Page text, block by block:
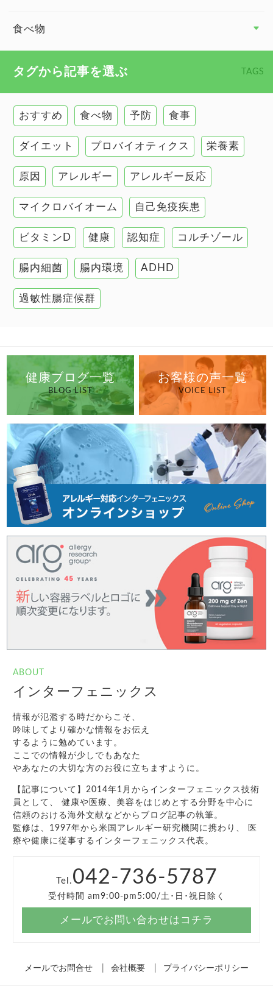
慢性疲労
甲状腺
肌
肝臓の健康
腸の健康
自己免疫疾患
高血圧
食べ物
タグから記事を選ぶ TAGS
おすすめ 食べ物 予防 食事
ダイエット プロバイオティクス 栄養素
原因 アレルギー アレルギー反応
マイクロバイオーム 自己免疫疾患
ビタミンD 健康 認知症 コルチゾール
腸内細菌 腸内環境 ADHD
過敏性腸症候群
健康ブログ一覧
BLOG LIST
お客様の声一覧
VOICE LIST
ABOUT
インターフェニックス
情報が氾濫する時だからこそ、
吟味してより確かな情報をお伝え
するように勉めています。
ここでの情報が少しでもあなた
やあなたの大切な方のお役に立ちますように。
【記事について】2014年1月からインターフェニックス技術
員として、 健康や医療、美容をはじめとする分野を中心に
信頼のおける海外文献などからブログ記事の執筆。
監修は、1997年から米国アレルギー研究機関に携わり、 医
療や健康に従事するインターフェニックス代表。
Tel. 042-736-5787
受付時間 am9:00-pm5:00/土･日･祝日除く
メールでお問い合わせはコチラ
メールでお問合せ 会社概要 プライバシーポリシー